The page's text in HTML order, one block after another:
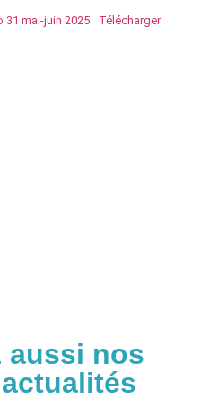
31 mai-juin 2025 Télécharger
aussi nos